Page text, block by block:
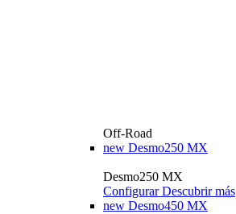
Off-Road
new Desmo250 MX
Desmo250 MX
Configurar Descubrir más
new Desmo450 MX